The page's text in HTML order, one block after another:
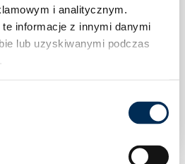
i analitycznym.
informacje z innymi danymi
lub uzyskiwanymi podczas